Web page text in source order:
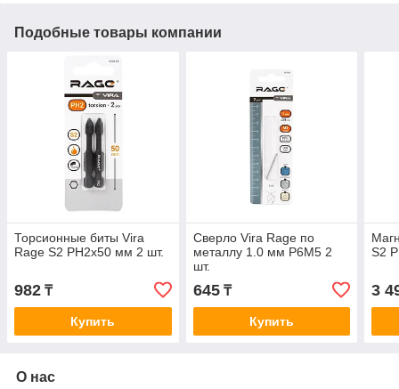
Подобные товары компании
Торсионные биты Vira
Rage S2 PH2x50 мм 2 шт.
982 ₸
Купить
Сверло Vira Rage по
металлу 1.0 мм P6M5 2
шт.
645₸
Купить
S2
3
О нас